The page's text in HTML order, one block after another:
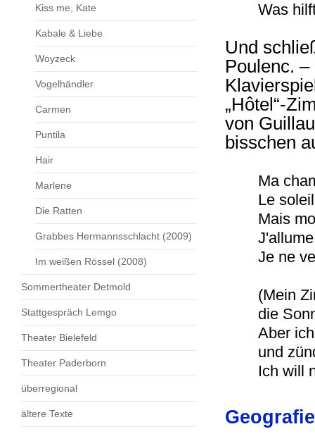
Kiss me, Kate
Kabale & Liebe
Woyzeck
Vogelhändler
Carmen
Puntila
Hair
Marlene
Die Ratten
Grabbes Hermannsschlacht (2009)
Im weißen Rössel (2008)
Sommertheater Detmold
Stattgespräch Lemgo
Theater Bielefeld
Theater Paderborn
überregional
ältere Texte
Was
Und
Poulenc.
„Hôtel“-
von
bisschen
Ma
Le
Mais
Je ne
(Mein
die
Aber
und
Ich will